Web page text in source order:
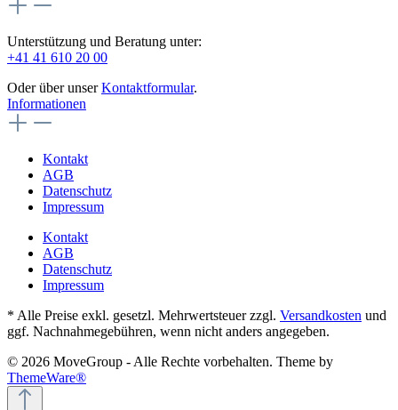
Unterstützung und Beratung unter:
+41 41 610 20 00
Oder über unserKontaktformular.
Informationen
Kontakt
AGB
Datenschutz
Impressum
Kontakt
AGB
Datenschutz
Impressum
* Alle Preise exkl. gesetzl. Mehrwertsteuer zzgl. Versandkosten und
ggf. Nachnahmegebühren, wenn nicht anders angegeben.
© 2026 MoveGroup - Alle Rechte vorbehalten. Theme by
ThemeWare®